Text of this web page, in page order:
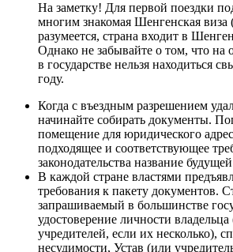
На заметку! Для первой поездки
многим знакомая Шенгенская виза
разумеется, страна входит в
Однако не забывайте о том, что на
в государстве нельзя находиться
году.
Когда с въездным разрешением
начинайте собирать документы.
помещение для юридического
подходящее и соответствующее
законодательства название
В каждой стране властями
требования к пакету документов.
запрашиваемый в большинстве
удостоверение личности
учредителей, если их несколько),
несудимости, Устав (или